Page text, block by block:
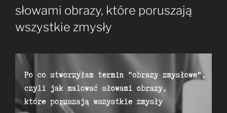
słowami obrazy, które poruszają
wszystkie zmysły